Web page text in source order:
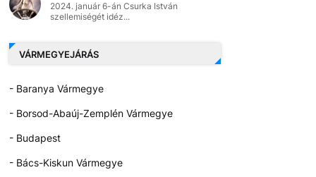
2024. január 6-án Csurka István
szellemiségét idéz...
VÁRMEGYEJÁRÁS
- Baranya Vármegye
- Borsod-Abaúj-Zemplén Vármegye
- Budapest
- Bács-Kiskun Vármegye